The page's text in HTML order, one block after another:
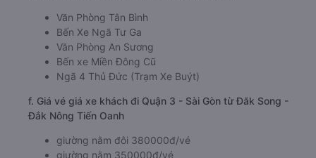
Văn Phòng Tân Bình
Bến Xe Ngã Tư Ga
Văn Phòng An Sương
Bến xe Miền Đông Cũ
Ngã 4 Thủ Đức (Trạm Xe Buýt)
f. Giá vé giá xe khách đi Quận 3 - Sài Gòn từ Đăk Song -
Đắk Nông Tiến Oanh
giường nằm đôi 380000đ/vé
giường nằm 350000đ/vé